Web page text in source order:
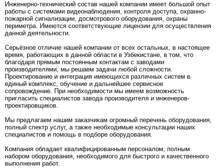
Инженерно-технический состав нашей компании имеет большой опыт
работы с системами видеонаблюдения, контроля доступа, охранно-
пожарной сигнализации, досмотрового оборудования, охраны
периметра. Имеются соответствующие лицензии для осуществления
данной деятельности.
Серьёзное отличие нашей компании от всех остальных, в настоящее
время, работающих в данной области в Узбекистане, в том, что
благодаря прямым постоянным контактам с заводами
производителями, мы решаем задачи любой сложности.
Проектирование и интеграция имеющихся различных систем в
единый комплекс, обучение и дальнейшее сервисное
сопровождение. При необходимости мы имеем возможность
пригласить специалистов завода производителя и инженеров-
проектировщиков.
Мы предлагаем нашим заказчикам огромный перечень оборудования,
полный спектр услуг, а также необходимые консультации наших
специалистов и помощь в подборе оборудования.
Компания обладает квалифицированным персоналом, полным
набором оборудования, необходимого для быстрого и качественного
выполнения работ.